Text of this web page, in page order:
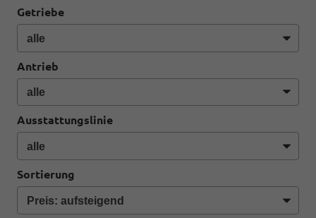
Getriebe
Antrieb
Ausstattungslinie
Sortierung